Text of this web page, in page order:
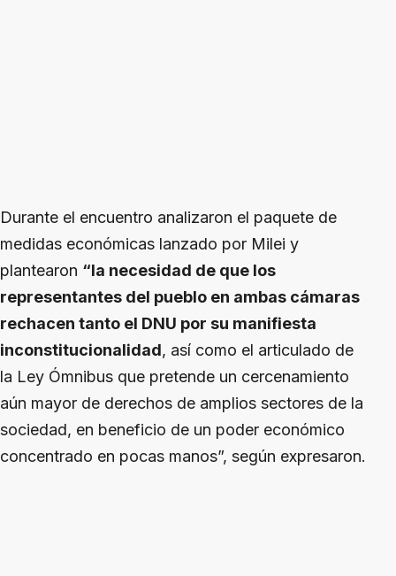
Durante el encuentro analizaron el paquete de
medidas económicas lanzado por Milei y
plantearon “la necesidad de que los
representantes del pueblo en ambas cámaras
rechacen tanto el DNU por su manifiesta
inconstitucionalidad, así como el articulado de
la Ley Ómnibus que pretende un cercenamiento
aún mayor de derechos de amplios sectores de la
sociedad, en beneficio de un poder económico
concentrado en pocas manos”, según expresaron.